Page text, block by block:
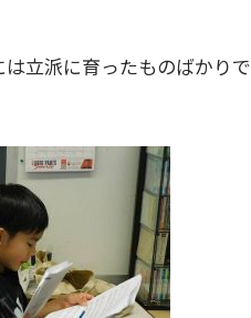
立派に育ったものばかりで